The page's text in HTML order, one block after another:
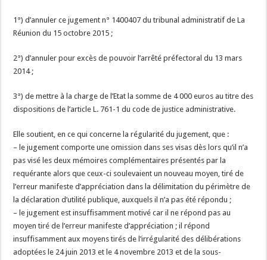
1°) d’annuler ce jugement n° 1400407 du tribunal administratif de La
Réunion du 15 octobre 2015 ;
2°) d’annuler pour excès de pouvoir l’arrêté préfectoral du 13 mars
2014 ;
3°) de mettre à la charge de l’Etat la somme de 4 000 euros au titre des
dispositions de l’article L. 761-1 du code de justice administrative.
Elle soutient, en ce qui concerne la régularité du jugement, que :
– le jugement comporte une omission dans ses visas dès lors qu’il n’a
pas visé les deux mémoires complémentaires présentés par la
requérante alors que ceux-ci soulevaient un nouveau moyen, tiré de
l’erreur manifeste d’appréciation dans la délimitation du périmètre de
la déclaration d’utilité publique, auxquels il n’a pas été répondu ;
– le jugement est insuffisamment motivé car il ne répond pas au
moyen tiré de l’erreur manifeste d’appréciation ; il répond
insuffisamment aux moyens tirés de l’irrégularité des délibérations
adoptées le 24 juin 2013 et le 4 novembre 2013 et de la sous-